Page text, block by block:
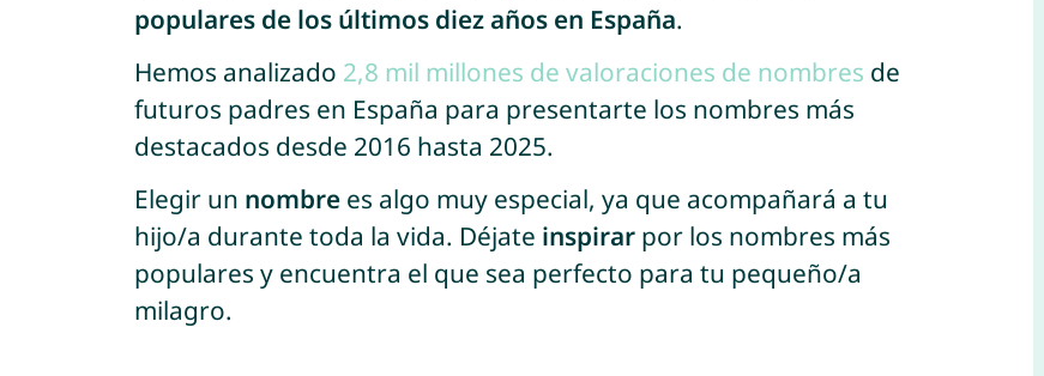
populares de los últimos diez años en España.
Hemos analizado 2,8 mil millones de valoraciones de nombres de
futuros padres en España para presentarte los nombres más
destacados desde 2016 hasta 2025.
Elegir un nombrees algo muy especial, ya que acompañará a tu
hijo/a durante toda la vida. Déjate inspirarpor los nombres más
populares y encuentra el que sea perfecto para tu pequeño/a
milagro.